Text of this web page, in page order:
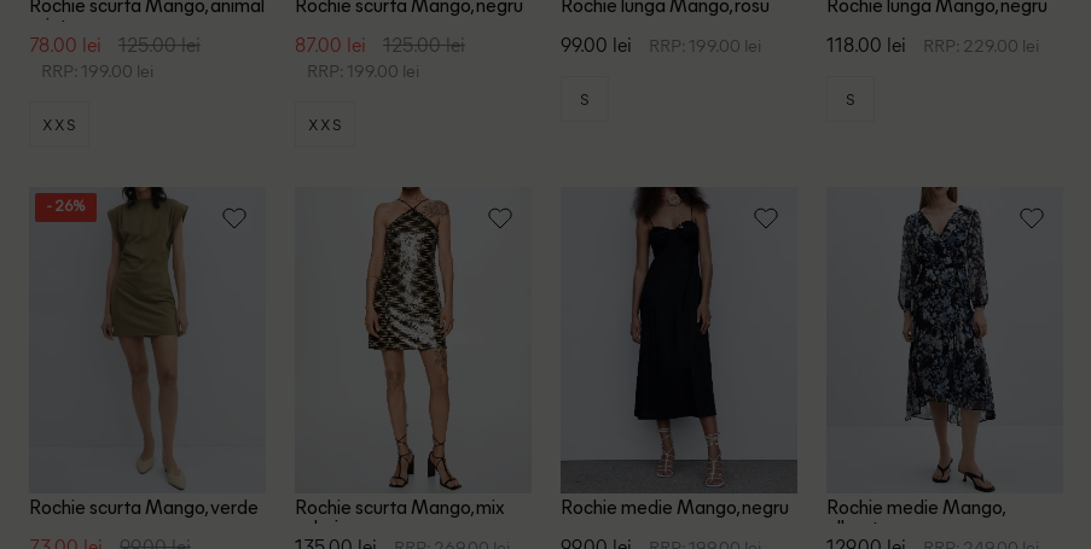
Rochie scurta Mango, animal
print
78.00 lei 125.00 lei
RRP: 199.00 lei
XXS
Rochie scurta Mango, negru
87.00 lei 125.00 lei
RRP: 199.00 lei
XXS
Rochie lunga Mango, rosu
99.00 lei RRP: 199.00 lei
S
Rochie lunga Mango, negru
118.00 lei RRP: 229.00 lei
S
- 26%
Rochie scurta Mango, verde
Rochie scurta Mango, mix
culori
Rochie medie Mango, negru
Rochie medie Mango,
albastru